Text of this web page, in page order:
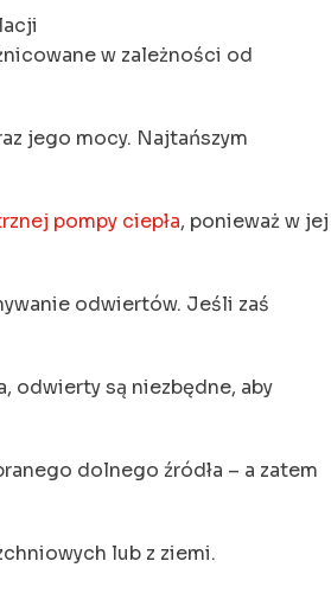
w zależności od
jego mocy. Najtańszym
pompy ciepła, ponieważ w jej
odwiertów. Jeśli zaś
odwierty są niezbędne, aby
dolnego źródła – a zatem
lub z ziemi.